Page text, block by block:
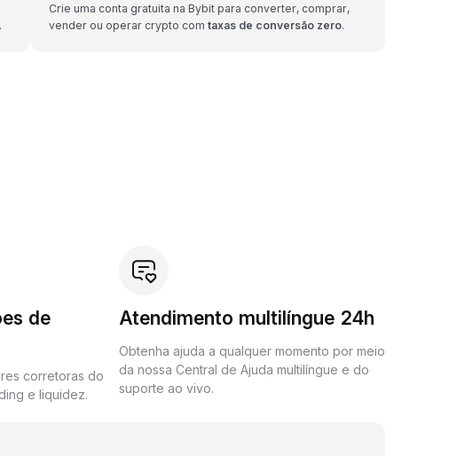
Crie uma conta gratuita na Bybit para converter, comprar,
vender ou operar crypto com taxas de conversão zero.
de
corretoras do
e liquidez.
Atendimento multilíngue 24h
Obtenha ajuda a qualquer momento por meio
da nossa Central de Ajuda multilíngue e do
suporte ao vivo.